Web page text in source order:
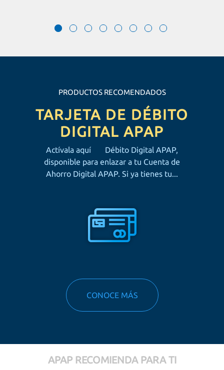
PRODUCTOS RECOMENDADOS
TARJETA DE DÉBITO
DIGITAL APAP
Actívala aquí Débito Digital APAP,
disponible para enlazar a tu Cuenta de
Ahorro Digital APAP. Si ya tienes tu...
CONOCE MÁS
APAP RECOMIENDA PARA TI